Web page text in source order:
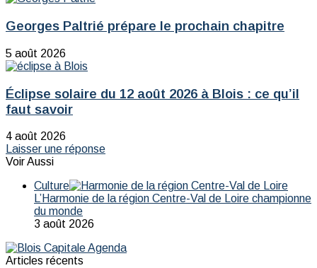
rues
de
Blois
lieux
par
Candy
Georges Paltrié prépare le prochain chapitre
5 août 2026
Éclipse solaire du 12 août 2026 à Blois : ce qu’il
faut savoir
4 août 2026
Laisser une réponse
Voir Aussi
Culture
L’Harmonie de la région Centre-Val de Loire championne
du monde
3 août 2026
Articles récents